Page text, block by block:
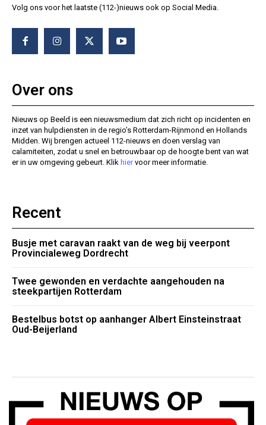
Volg ons voor het laatste (112-)nieuws ook op Social Media.
Over ons
Nieuws op Beeld is een nieuwsmedium dat zich richt op incidenten en
inzet van hulpdiensten in de regio’s Rotterdam-Rijnmond en Hollands
Midden. Wij brengen actueel 112-nieuws en doen verslag van
calamiteiten, zodat u snel en betrouwbaar op de hoogte bent van wat
er in uw omgeving gebeurt. Klik hiervoor meer informatie.
Recent
Busje met caravan raakt van de weg bij veerpont
Provincialeweg Dordrecht
Twee gewonden en verdachte aangehouden na
steekpartijen Rotterdam
Bestelbus botst op aanhanger Albert Einsteinstraat
Oud-Beijerland